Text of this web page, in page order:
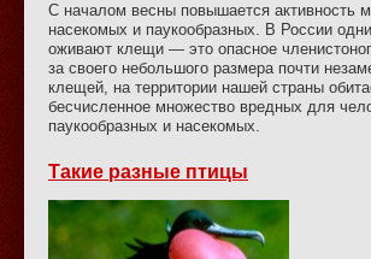
С началом весны повышается активность
насекомых и паукообразных. В России
оживают клещи — это опасное
за своего небольшого размера почти
клещей, на территории нашей страны
бесчисленное множество вредных для
паукообразных и насекомых.
Такие разные птицы